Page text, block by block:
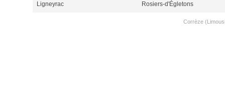
Ligneyrac
Rosiers-d'Égletons
Corrèze